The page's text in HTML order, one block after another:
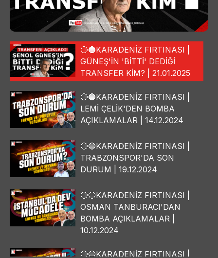
🔴🔵KARADENİZ FIRTINASI |
GÜNEŞ'İN 'BİTTİ' DEDİĞİ
TRANSFER KİM? | 21.01.2025
🔴🔵KARADENİZ FIRTINASI |
LEMİ ÇELİK'DEN BOMBA
AÇIKLAMALAR | 14.12.2024
🔴🔵KARADENİZ FIRTINASI |
TRABZONSPOR'DA SON
DURUM | 19.12.2024
🔴🔵KARADENİZ FIRTINASI |
OSMAN TANBURACI'DAN
BOMBA AÇIKLAMALAR |
10.12.2024
🔴🔵KARADENİZ FIRTINASI |